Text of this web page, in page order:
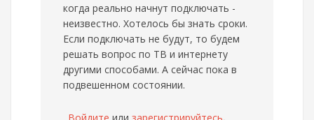
когда реально начнут подключать -
неизвестно. Хотелось бы знать сроки.
Если подключать не будут, то будем
решать вопрос по ТВ и интернету
другими способами. А сейчас пока в
подвешенном состоянии.